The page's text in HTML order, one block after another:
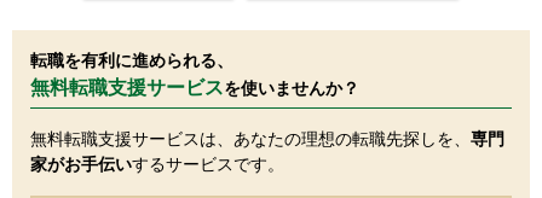
転職を有利に進められる、
無料転職支援サービスを使いませんか？
無料転職支援サービスは、あなたの理想の転職先探しを、 専門
家がお手伝いするサービスです。